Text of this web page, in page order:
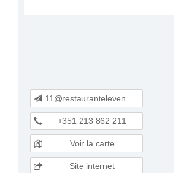
11@restauranteleven.com
+351 213 862 211
Voir la carte
Site internet